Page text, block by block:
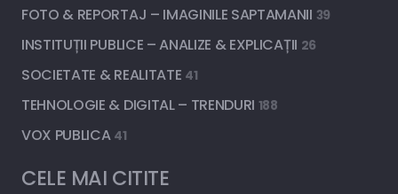
FOTO & REPORTAJ – IMAGINILE SAPTAMANII 39
INSTITUȚII PUBLICE – ANALIZE & EXPLICAȚII 26
SOCIETATE & REALITATE 41
TEHNOLOGIE & DIGITAL – TRENDURI 188
VOX PUBLICA 41
CELE MAI CITITE